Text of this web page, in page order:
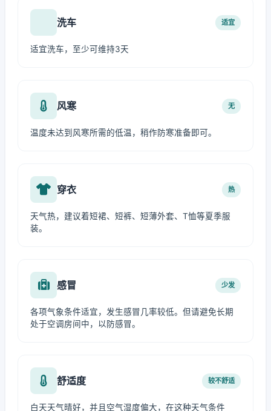
洗车 适宜
适宜洗车，至少可维持3天
风寒 无
温度未达到风寒所需的低温，稍作防寒准备即可。
穿衣 热
天气热，建议着短裙、短裤、短薄外套、T恤等夏季服
装。
感冒 少发
各项气象条件适宜，发生感冒几率较低。但请避免长期
处于空调房间中，以防感冒。
舒适度 较不舒适
白天天气晴好，并且空气湿度偏大，在这种天气条件